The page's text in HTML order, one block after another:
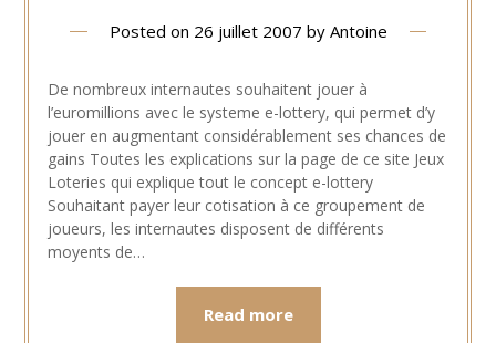
Posted on 26 juillet 2007 by Antoine
De nombreux internautes souhaitent jouer à
l’euromillions avec le systeme e-lottery, qui permet d’y
jouer en augmentant considérablement ses chances de
gains Toutes les explications sur la page de ce site Jeux
Loteries qui explique tout le concept e-lottery
Souhaitant payer leur cotisation à ce groupement de
joueurs, les internautes disposent de différents
moyents de…
Read more